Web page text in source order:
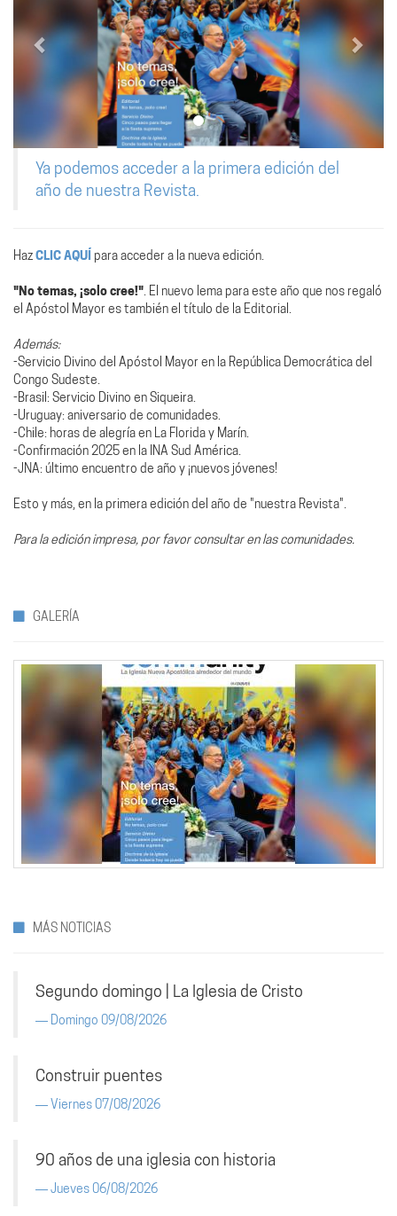
Ya podemos acceder a la primera edición del
año de nuestra Revista.
HazCLIC AQUÍ para acceder a la nueva edición.
"No temas, ¡solo cree!". El nuevo lema para este año que nos regaló
el Apóstol Mayor es también el título de la Editorial.
Además:
-Servicio Divino del Apóstol Mayor en la República Democrática del
Congo Sudeste.
-Brasil: Servicio Divino en Siqueira.
-Uruguay: aniversario de comunidades.
-Chile: horas de alegría en La Florida y Marín.
-Confirmación 2025 en la INA Sud América.
-JNA: último encuentro de año y ¡nuevos jóvenes!
Esto y más, en la primera edición del año de "nuestra Revista".
Para la edición impresa, por favor consultar en las comunidades.
GALERÍA
MÁS NOTICIAS
Segundo domingo | La Iglesia de Cristo
Domingo 09/08/2026
Construir puentes
Viernes 07/08/2026
90 años de una iglesia con historia
Jueves 06/08/2026